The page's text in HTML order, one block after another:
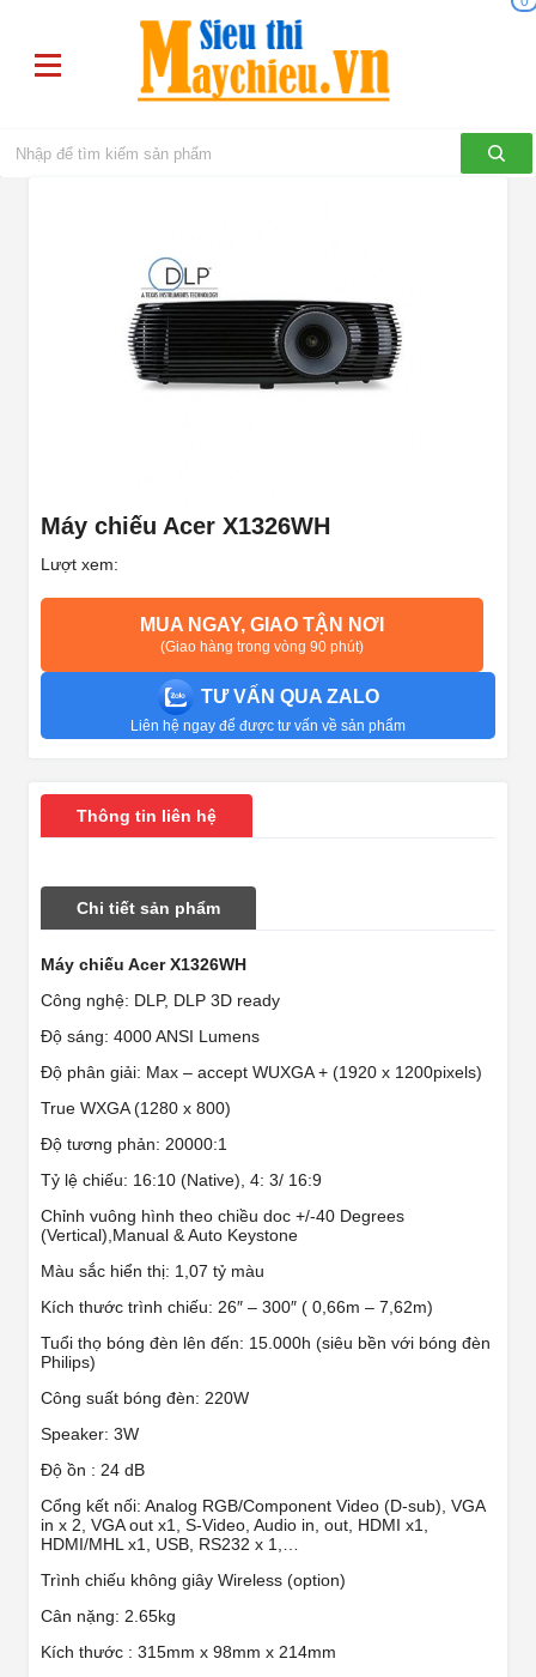
Máy chiếu Acer X1326WH
Lượt xem:
MUA NGAY, GIAO TẬN NƠI
(Giao hàng trong vòng 90 phút)
TƯ VẤN QUA ZALO
Liên hệ ngay để được tư vấn về sản phẩm
Thông tin liên hệ
Chi tiết sản phẩm
Máy chiếu Acer X1326WH
Công nghệ: DLP, DLP 3D ready
Độ sáng: 4000 ANSI Lumens
Độ phân giải: Max – accept WUXGA + (1920 x 1200pixels)
True WXGA (1280 x 800)
Độ tương phản: 20000:1
Tỷ lệ chiếu: 16:10 (Native), 4: 3/ 16:9
Chỉnh vuông hình theo chiều doc +/-40 Degrees
(Vertical),Manual & Auto Keystone
Màu sắc hiển thị: 1,07 tỷ màu
Kích thước trình chiếu: 26″ – 300″ ( 0,66m – 7,62m)
Tuổi thọ bóng đèn lên đến: 15.000h (siêu bền với bóng đèn
Philips)
Công suất bóng đèn: 220W
Speaker: 3W
Độ ồn : 24 dB
Cổng kết nối: Analog RGB/Component Video (D-sub), VGA
in x 2, VGA out x1, S-Video, Audio in, out, HDMI x1,
HDMI/MHL x1, USB, RS232 x 1,…
Trình chiếu không giây Wireless (option)
Cân nặng: 2.65kg
Kích thước : 315mm x 98mm x 214mm